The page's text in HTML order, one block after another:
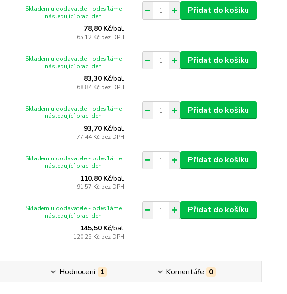
78,80 Kč/bal.
65,12 Kč bez DPH
Skladem u dodavatele - odesíláme
následující prac. den
Přidat do košíku
83,30 Kč/bal.
68,84 Kč bez DPH
Skladem u dodavatele - odesíláme
následující prac. den
Přidat do košíku
93,70 Kč/bal.
77,44 Kč bez DPH
Skladem u dodavatele - odesíláme
následující prac. den
Přidat do košíku
110,80 Kč/bal.
91,57 Kč bez DPH
Skladem u dodavatele - odesíláme
následující prac. den
Přidat do košíku
145,50 Kč/bal.
120,25 Kč bez DPH
Skladem u dodavatele - odesíláme
následující prac. den
Přidat do košíku
Hodnocení 1 Komentáře 0